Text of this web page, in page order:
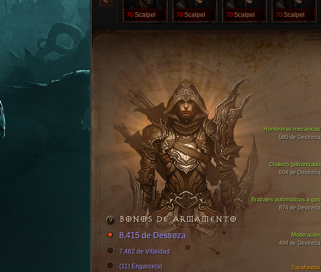
70Scalpel 70Scalpel 70Scalpel 70Scalpel
Chaleco galvanizado
604 de Destreza
Brazales automáticos a gas
874 de Destreza
Hombreras mecánicas
580 de Destreza
Tocafondos
Moderación
494 de Destreza
BONOS DE ARMAMENTO
8,415 de Destreza
7,462 de Vitalidad
(11) Engarce(s)